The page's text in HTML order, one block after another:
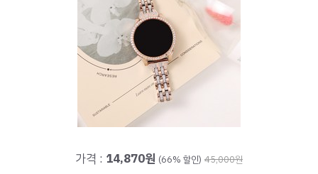
가격 : 14,870원 (66% 할인) 45,000원